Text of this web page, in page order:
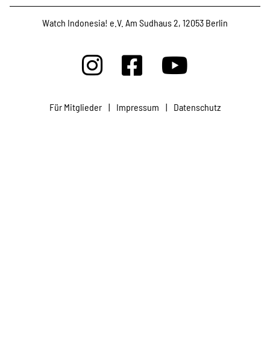
Publikationen
Projekte
Watch Indonesia! e.V. Am Sudhaus 2, 12053 Berlin
Für Mitglieder | Impressum | Datenschutz